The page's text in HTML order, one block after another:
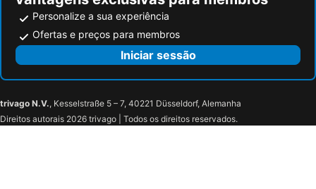
Personalize a sua experiência
Ofertas e preços para membros
Iniciar sessão
trivago N.V., Kesselstraße 5 – 7, 40221 Düsseldorf, Alemanha
Direitos autorais 2026 trivago | Todos os direitos reservados.